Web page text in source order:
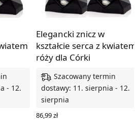
- 12.
Elegancki znicz w
kształcie serca z kwiatem
róży dla Córki
Szacowany termin
dostawy: 11. sierpnia - 12.
sierpnia
86,99zł